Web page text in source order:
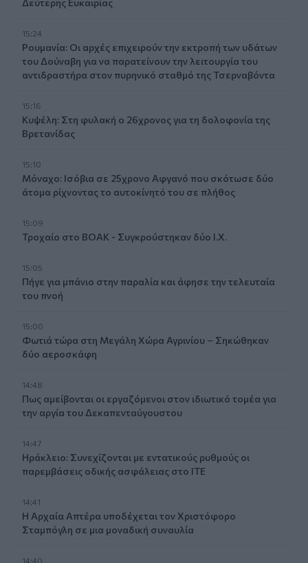
Δεύτερης Ευκαιρίας
15:24
Ρουμανία: Οι αρχές επιχειρούν την εκτροπή των υδάτων
του Δούναβη για να παρατείνουν την λειτουργία του
αντιδραστήρα στον πυρηνικό σταθμό της Τσερναβόντα
15:16
Κυψέλη: Στη φυλακή ο 26χρονος για τη δολοφονία της
Βρετανίδας
15:10
Μόναχο: Ισόβια σε 25χρονο Αφγανό που σκότωσε δύο
άτομα ρίχνοντας το αυτοκίνητό του σε πλήθος
15:09
Τροχαίο στο ΒΟΑΚ - Συγκρούστηκαν δύο Ι.Χ.
15:05
Πήγε για μπάνιο στην παραλία και άφησε την τελευταία
του πνοή
15:00
Φωτιά τώρα στη Μεγάλη Χώρα Αγρινίου – Σηκώθηκαν
δύο αεροσκάφη
14:48
Πως αμείβονται οι εργαζόμενοι στον ιδιωτικό τομέα για
την αργία του Δεκαπενταύγουστου
14:47
Ηράκλειο: Συνεχίζονται με εντατικούς ρυθμούς οι
παρεμβάσεις οδικής ασφάλειας στο ΙΤΕ
14:41
Η Αρχαία Απτέρα υποδέχεται τον Χριστόφορο
Σταμπόγλη σε μια μοναδική συναυλία
14:40